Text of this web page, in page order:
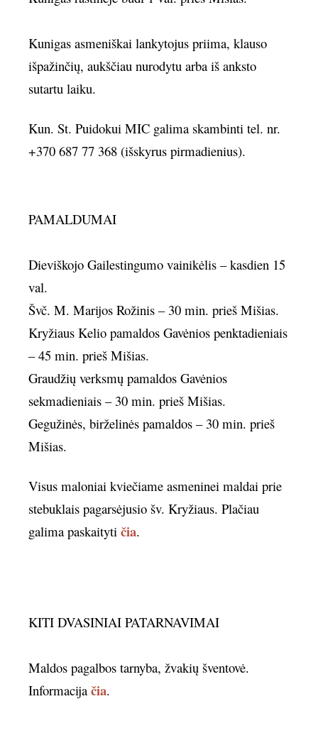
Kunigas asmeniškai lankytojus priima, klauso
išpažinčių, aukščiau nurodytu arba iš anksto
sutartu laiku.
Kun. St. Puidokui MIC galima skambinti tel. nr.
+370 687 77 368 (išskyrus pirmadienius).
PAMALDUMAI
Dieviškojo Gailestingumo vainikėlis – kasdien 15
val.
Švč. M. Marijos Rožinis – 30 min. prieš Mišias.
Kryžiaus Kelio pamaldos Gavėnios penktadieniais
– 45 min. prieš Mišias.
Graudžių verksmų pamaldos Gavėnios
sekmadieniais – 30 min. prieš Mišias.
Gegužinės, birželinės pamaldos – 30 min. prieš
Mišias.
Visus maloniai kviečiame asmeninei maldai prie
stebuklais pagarsėjusio šv. Kryžiaus. Plačiau
galima paskaityti čia.
KITI DVASINIAI PATARNAVIMAI
Maldos pagalbos tarnyba, žvakių šventovė.
Informacija čia.